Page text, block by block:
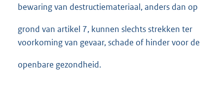
bewaring van destructiemateriaal, anders dan op
grond van artikel 7, kunnen slechts strekken ter
voorkoming van gevaar, schade of hinder voor de
openbare gezondheid.